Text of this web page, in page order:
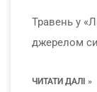
Травень у
джерелом
ЧИТАТИ ДАЛІ »